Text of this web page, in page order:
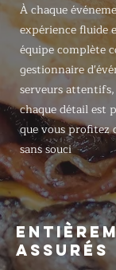
À chaque
expérience fluide
équipe complète
gestionnaire
serveurs
chaque détail est
que vous profitez
sans souci
ASSURÉS